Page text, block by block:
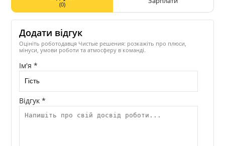
(0)
Додати відгук
Оцініть роботодавця Чистые решения: розкажіть про плюси,
мінуси, умови роботи та атмосферу в команді.
Ім'я *
Відгук *